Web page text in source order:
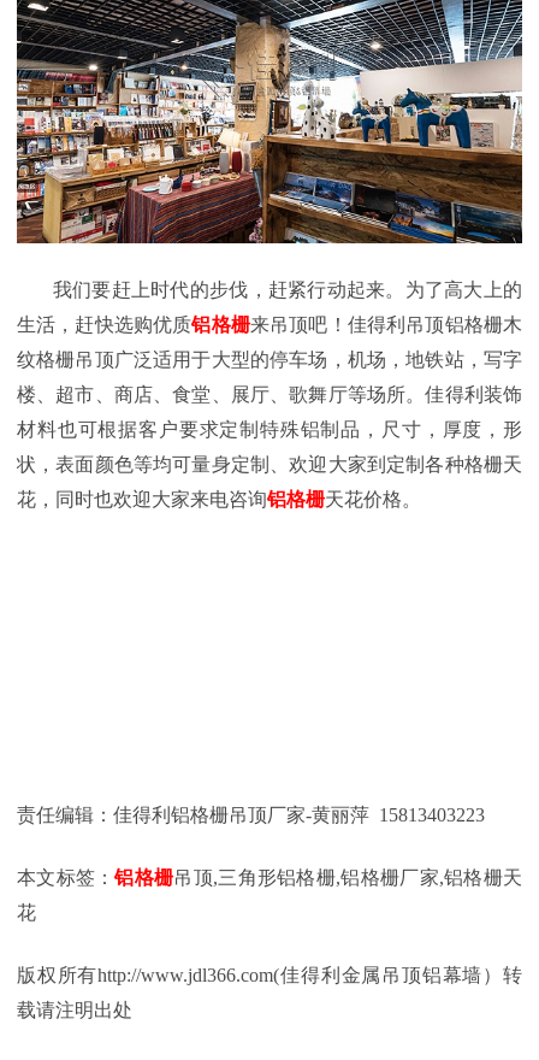
我们要赶上时代的步伐，赶紧行动起来。为了高大上的
生活，赶快选购优质铝格栅来吊顶吧！佳得利吊顶铝格栅木
纹格栅吊顶广泛适用于大型的停车场，机场，地铁站，写字
楼、超市、商店、食堂、展厅、歌舞厅等场所。佳得利装饰
材料也可根据客户要求定制特殊铝制品，尺寸，厚度，形
状，表面颜色等均可量身定制、欢迎大家到定制各种格栅天
花，同时也欢迎大家来电咨询铝格栅天花价格。
责任编辑：佳得利铝格栅吊顶厂家-黄丽萍 15813403223
本文标签：铝格栅吊顶,三角形铝格栅,铝格栅厂家,铝格栅天
花
版权所有http://www.jdl366.com(佳得利金属吊顶铝幕墙）转
载请注明出处